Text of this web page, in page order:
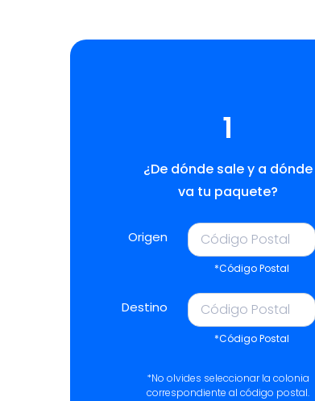
1
¿De dónde sale y a dónde
va tu paquete?
Origen
*Código Postal
Destino
*Código Postal
*No olvides seleccionar la colonia
correspondiente al código postal.